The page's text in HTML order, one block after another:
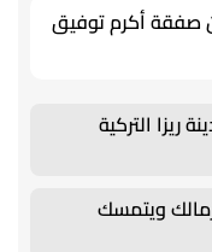
صفقة أكرم توفيق
ريزا التركية
ويتمسك